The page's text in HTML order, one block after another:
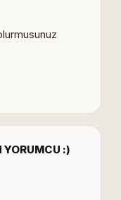
YORUMCU :)